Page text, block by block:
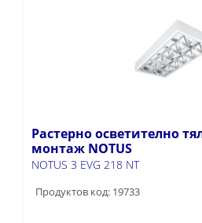
Растерно осветително
монтаж NOTUS
NOTUS 3 EVG 218 NT
Продуктов код: 19733